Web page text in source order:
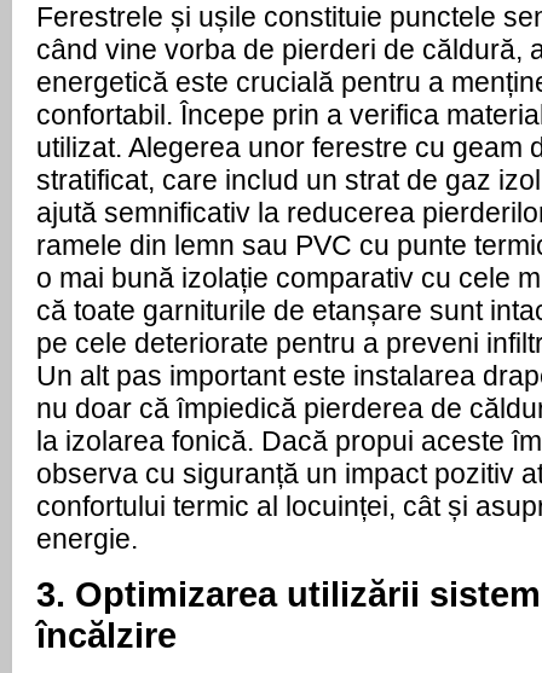
Ferestrele și ușile constituie punctele
când vine vorba de pierderi de căldură,
energetică este crucială pentru a
confortabil. Începe prin a verifica
utilizat. Alegerea unor ferestre cu geam
stratificat, care includ un strat de gaz
ajută semnificativ la reducerea
ramele din lemn sau PVC cu punte
o mai bună izolație comparativ cu cele
că toate garniturile de etanșare sunt
pe cele deteriorate pentru a preveni
Un alt pas important este instalarea
nu doar că împiedică pierderea de
la izolarea fonică. Dacă propui aceste
observa cu siguranță un impact pozitiv
confortului termic al locuinței, cât și
energie.
3. Optimizarea utilizării
încălzire